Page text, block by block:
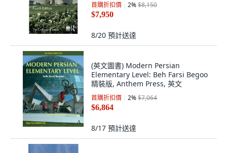
首購折扣價 2%$8,150
$7,950
8/20 預計送達
(英文圖書) Modern Persian
Elementary Level: Beh Farsi Begoo
精裝版, Anthem Press, 英文
首購折扣價 2%$7,064
$6,864
8/17 預計送達